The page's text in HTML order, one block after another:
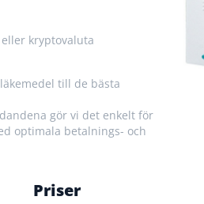
kryptovaluta
till de bästa
gör vi det enkelt för
optimala betalnings- och
Priser